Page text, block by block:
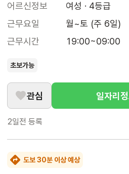
어르신정보
여성 · 4등급
근무요일
월~토 (주 6일)
근무시간
19:00~09:00
초보가능
관심 일자리
2일전 등록
도보 30분 이상 예상